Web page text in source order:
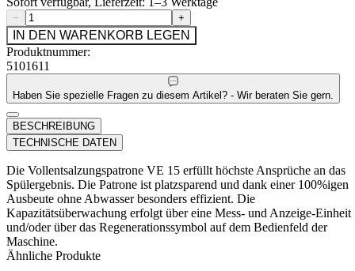
− +
IN DEN WARENKORB LEGEN
Produktnummer:
5101611
Haben Sie spezielle Fragen zu diesem Artikel? - Wir beraten Sie gern.
BESCHREIBUNG
TECHNISCHE DATEN
Die Vollentsalzungspatrone VE 15 erfüllt höchste Ansprüche an das
Spülergebnis. Die Patrone ist platzsparend und dank einer 100%igen
Ausbeute ohne Abwasser besonders effizient. Die
Kapazitätsüberwachung erfolgt über eine Mess- und Anzeige-Einheit
und/oder über das Regenerationssymbol auf dem Bedienfeld der
Maschine.
Ähnliche Produkte